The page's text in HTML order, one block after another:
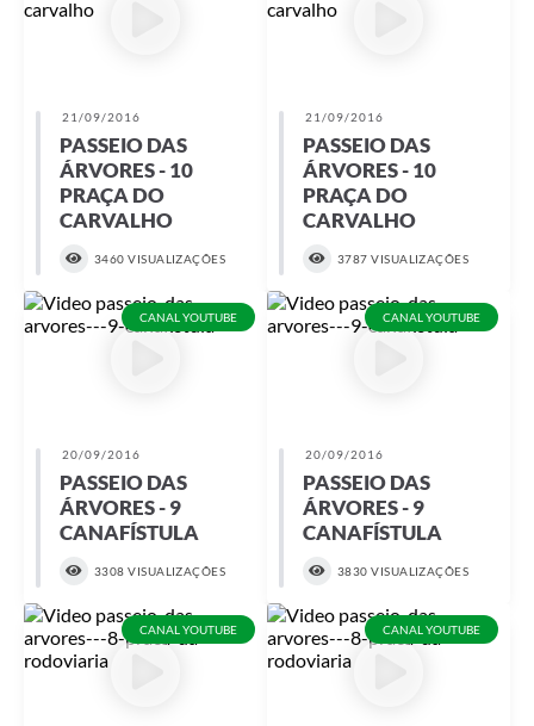
21/09/2016
PASSEIO DAS
ÁRVORES - 10
PRAÇA DO
CARVALHO
3460 VISUALIZAÇÕES
21/09/2016
PASSEIO DAS
ÁRVORES - 10
PRAÇA DO
CARVALHO
3787 VISUALIZAÇÕES
CANAL YOUTUBE
20/09/2016
PASSEIO DAS
ÁRVORES - 9
CANAFÍSTULA
3308 VISUALIZAÇÕES
CANAL YOUTUBE
20/09/2016
PASSEIO DAS
ÁRVORES - 9
CANAFÍSTULA
3830 VISUALIZAÇÕES
CANAL YOUTUBE CANAL YOUTUBE